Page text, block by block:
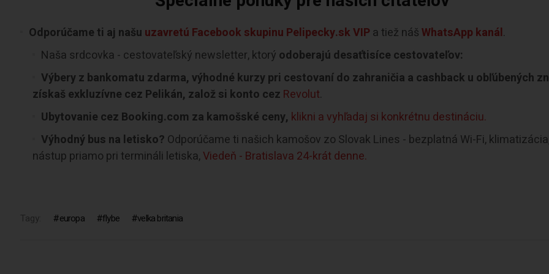
Odporúčame ti aj našu uzavretú Facebook skupinu Pelipecky.sk VIP a tiež nášWhatsApp kanál.
Naša srdcovka - cestovateľský newsletter, ktorý odoberajú desaťtisíce cestovateľov:
Výbery z bankomatu zdarma, výhodné kurzy pri cestovaní do zahraničia a cashback u obľúbených
získaš exkluzívne cez Pelikán, založ si konto cez Revolut.
Ubytovanie cez Booking.com za kamošské ceny, klikni a vyhľadaj si konkrétnu destináciu.
Výhodný bus na letisko? Odporúčame ti našich kamošov zo Slovak Lines - bezplatná Wi-Fi, klimatizácia,
nástup priamo pri termináli letiska,Viedeň - Bratislava 24-krát denne.
Tagy: europa flybe velka britania